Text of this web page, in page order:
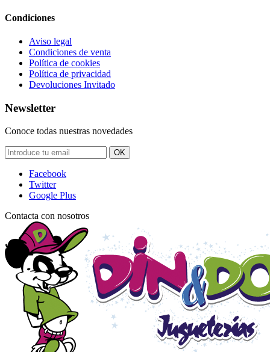
Condiciones
Aviso legal
Condiciones de venta
Política de cookies
Política de privacidad
Devoluciones Invitado
Newsletter
Conoce todas nuestras novedades
OK
Facebook
Twitter
Google Plus
Contacta con nosotros